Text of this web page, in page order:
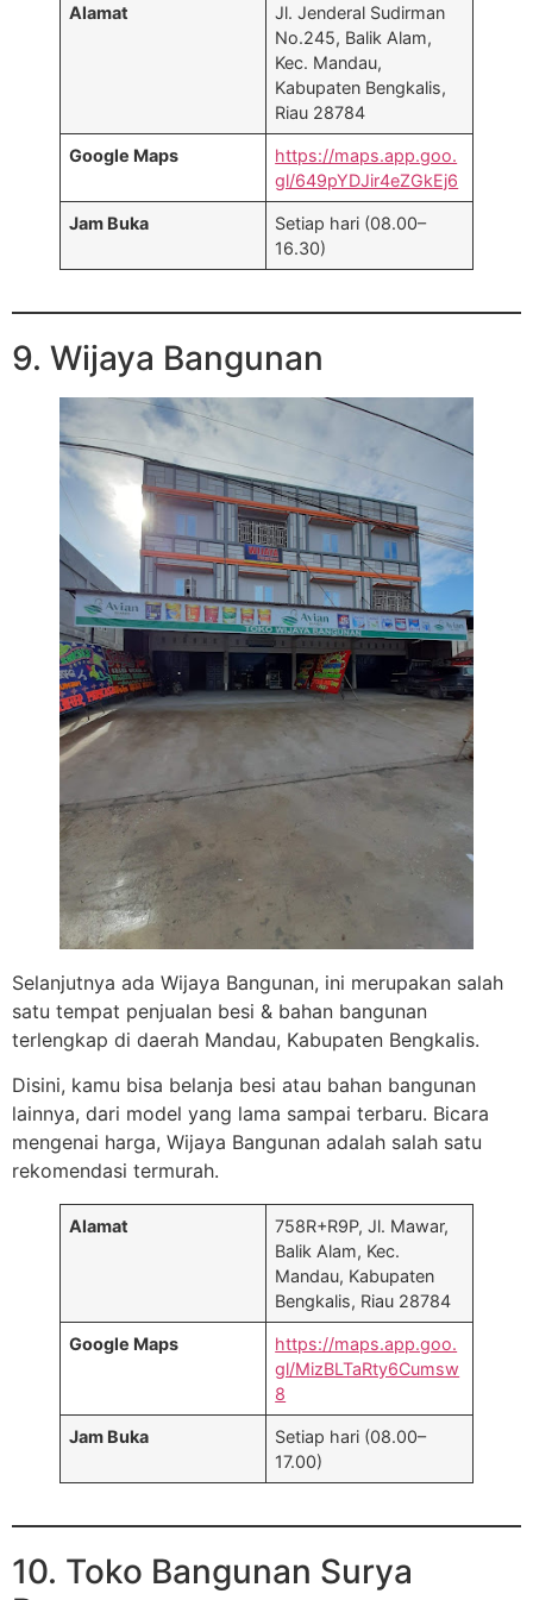
Alamat
Jl. Jenderal Sudirman
No.245, Balik Alam,
Kec. Mandau,
Kabupaten Bengkalis,
Riau 28784
Google Maps
https://maps.app.goo.
gl/649pYDJir4eZGkEj6
Jam Buka
Setiap hari (08.00–
16.30)
9. Wijaya Bangunan
Selanjutnya ada Wijaya Bangunan, ini merupakan salah
satu tempat penjualan besi & bahan bangunan
terlengkap di daerah Mandau, Kabupaten Bengkalis.
Disini, kamu bisa belanja besi atau bahan bangunan
lainnya, dari model yang lama sampai terbaru. Bicara
mengenai harga, Wijaya Bangunan adalah salah satu
rekomendasi termurah.
Alamat
758R+R9P, Jl. Mawar,
Balik Alam, Kec.
Mandau, Kabupaten
Bengkalis, Riau 28784
Google Maps
https://maps.app.goo.
gl/MizBLTaRty6Cumsw
8
Jam Buka
Setiap hari (08.00–
17.00)
10. Toko Bangunan Surya